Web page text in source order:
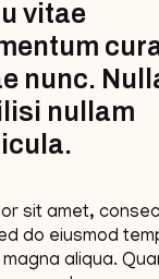
vitae
nunc.
nullam
sit amet,
do eiusmod
aliqua.